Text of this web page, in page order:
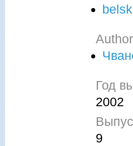
belsk
Год
2002
9